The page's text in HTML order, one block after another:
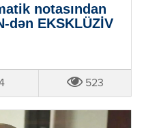
notasından
dən EKSKLÜZİV
523